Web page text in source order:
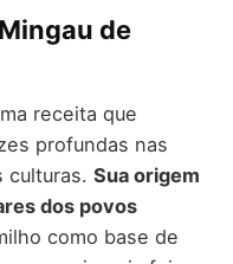
de
receita que
profundas nas
culturas. Sua origem
dos povos
como base de